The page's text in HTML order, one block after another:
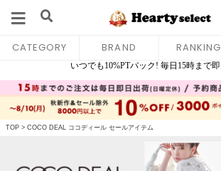
CATEGORY BRAND RANKING
TOP > COCO DEAL ココディール セールアイテム